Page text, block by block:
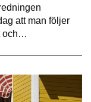
att man följer
och…